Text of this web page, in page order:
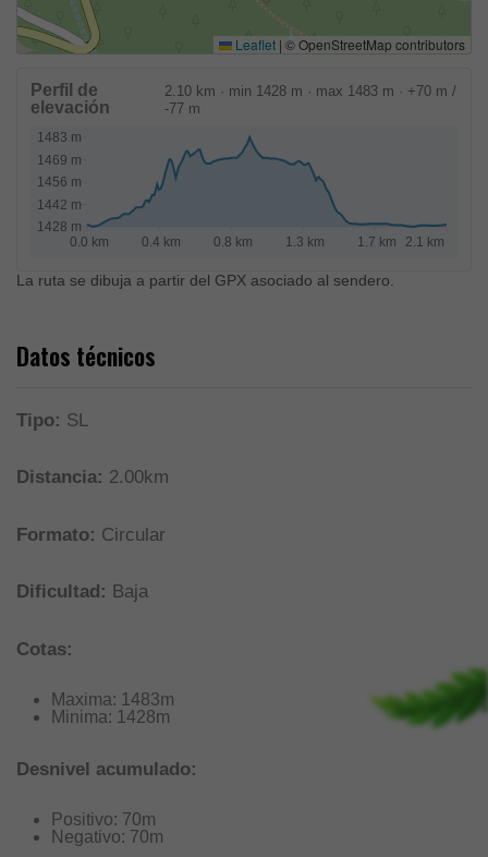
Leaflet | © OpenStreetMap contributors
Perfil de
elevación
2.10 km · min 1428 m · max 1483 m · +70 m /
-77 m
La ruta se dibuja a partir del GPX asociado al sendero.
Datos técnicos
Tipo: SL
Distancia: 2.00km
Formato: Circular
Dificultad: Baja
Cotas:
Maxima: 1483m
Minima: 1428m
Desnivel acumulado:
Positivo: 70m
Negativo: 70m